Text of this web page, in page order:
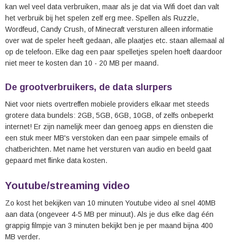
kan wel veel data verbruiken, maar als je dat via Wifi doet dan valt
het verbruik bij het spelen zelf erg mee. Spellen als Ruzzle,
Wordfeud, Candy Crush, of Minecraft versturen alleen informatie
over wat de speler heeft gedaan, alle plaatjes etc. staan allemaal al
op de telefoon. Elke dag een paar spelletjes spelen hoeft daardoor
niet meer te kosten dan 10 - 20 MB per maand.
De grootverbruikers, de data slurpers
Niet voor niets overtreffen mobiele providers elkaar met steeds
grotere data bundels: 2GB, 5GB, 6GB, 10GB, of zelfs onbeperkt
internet! Er zijn namelijk meer dan genoeg apps en diensten die
een stuk meer MB's verstoken dan een paar simpele emails of
chatberichten. Met name het versturen van audio en beeld gaat
gepaard met flinke data kosten.
Youtube/streaming video
Zo kost het bekijken van 10 minuten Youtube video al snel 40MB
aan data (ongeveer 4-5 MB per minuut). Als je dus elke dag één
grappig filmpje van 3 minuten bekijkt ben je per maand bijna 400
MB verder.